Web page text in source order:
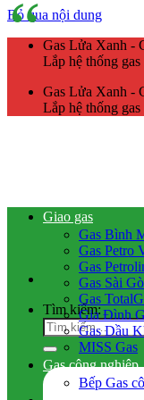
Bỏ qua nội dung
Gas Lửa Xanh -
Lắp hệ thống
Gas Lửa Xanh -
Lắp hệ thống
Tìm kiếm:
Giao gas
Gas Bình
Gas Petro
Gas
Gas Sài
Gas
Gia Đình
Gas Dầu
MISS Gas
Gas công nghiệp
Bếp Gas